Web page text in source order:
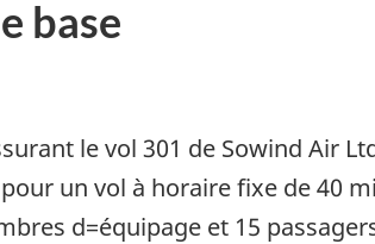
base
le vol 301 de Sowind Air
bas de page
un vol à horaire fixe de 40
d=équipage et 15